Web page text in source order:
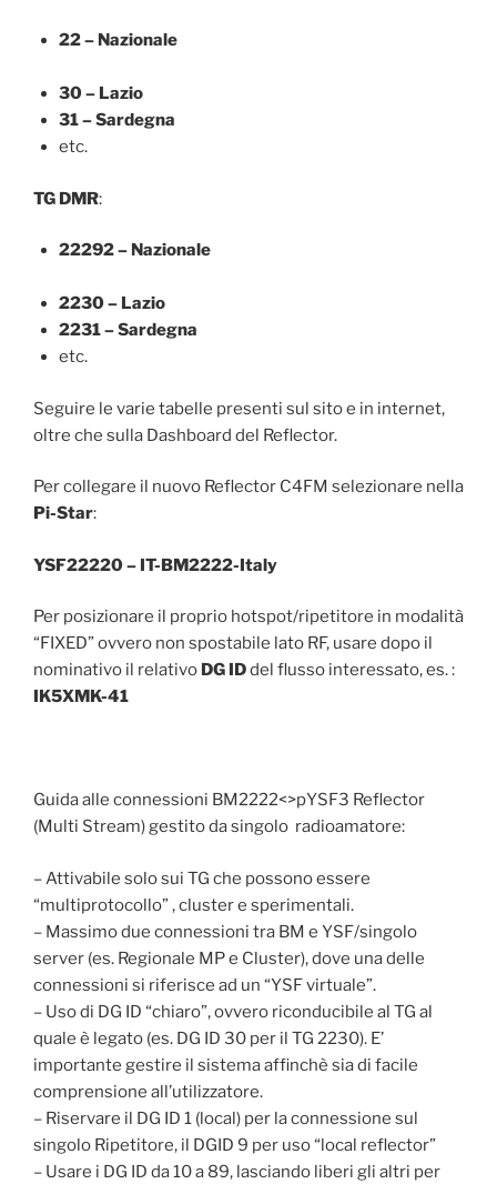
22 – Nazionale
30 – Lazio
31 – Sardegna
etc.
TG DMR:
22292 – Nazionale
2230 – Lazio
2231 – Sardegna
etc.
Seguire le varie tabelle presenti sul sito e in internet,
oltre che sulla Dashboard del Reflector.
Per collegare il nuovo Reflector C4FM selezionare nella
Pi-Star:
YSF22220 – IT-BM2222-Italy
Per posizionare il proprio hotspot/ripetitore in modalità
“FIXED” ovvero non spostabile lato RF, usare dopo il
nominativo il relativo DG IDdel flusso interessato, es. :
IK5XMK-41
Guida alle connessioni BM2222<>pYSF3 Reflector
(Multi Stream) gestito da singolo radioamatore:
– Attivabile solo sui TG che possono essere
“multiprotocollo” , cluster e sperimentali.
– Massimo due connessioni tra BM e YSF/singolo
server (es. Regionale MP e Cluster), dove una delle
connessioni si riferisce ad un “YSF virtuale”.
– Uso di DG ID “chiaro”, ovvero riconducibile al TG al
quale è legato (es. DG ID 30 per il TG 2230). E’
importante gestire il sistema affinchè sia di facile
comprensione all’utilizzatore.
– Riservare il DG ID 1 (local) per la connessione sul
singolo Ripetitore, il DGID 9 per uso “local reflector”
– Usare i DG ID da 10 a 89, lasciando liberi gli altri per